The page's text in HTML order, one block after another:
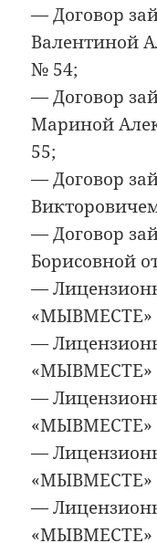
— Договор
Валентиной
№ 54;
— Договор
Мариной
55;
— Договор
— Договор
Борисовной
—
«МЫВМЕСТЕ»
—
«МЫВМЕСТЕ»
—
«МЫВМЕСТЕ»
—
«МЫВМЕСТЕ»
—
«МЫВМЕСТЕ»